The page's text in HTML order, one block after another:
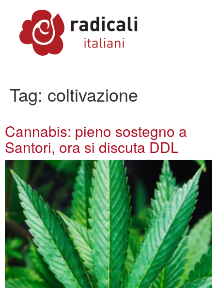
Tag: coltivazione
Cannabis: pieno sostegno a
Santori, ora si discuta DDL